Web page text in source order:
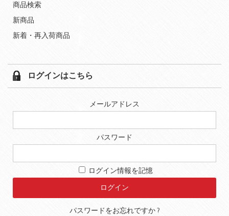
商品検索
新商品
新着・再入荷商品
ログインはこちら
メールアドレス
パスワード
ログイン情報を記憶
パスワードをお忘れですか ?